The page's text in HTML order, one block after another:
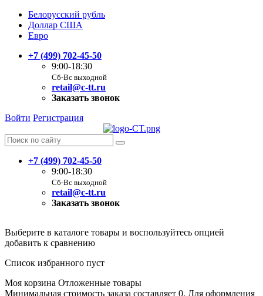
Белорусский рубль
Доллар США
Евро
+7 (499) 702-45-50
9:00-18:30
Сб-Вс выходной
retail@c-tt.ru
Заказать звонок
Войти Регистрация
+7 (499) 702-45-50
9:00-18:30
Сб-Вс выходной
retail@c-tt.ru
Заказать звонок
Выберите в каталоге товары и воспользуйтесь опцией
добавить к сравнению
Список избранного пуст
Моя корзина Отложенные товары
Минимальная стоимость заказа составляет 0. Для оформления